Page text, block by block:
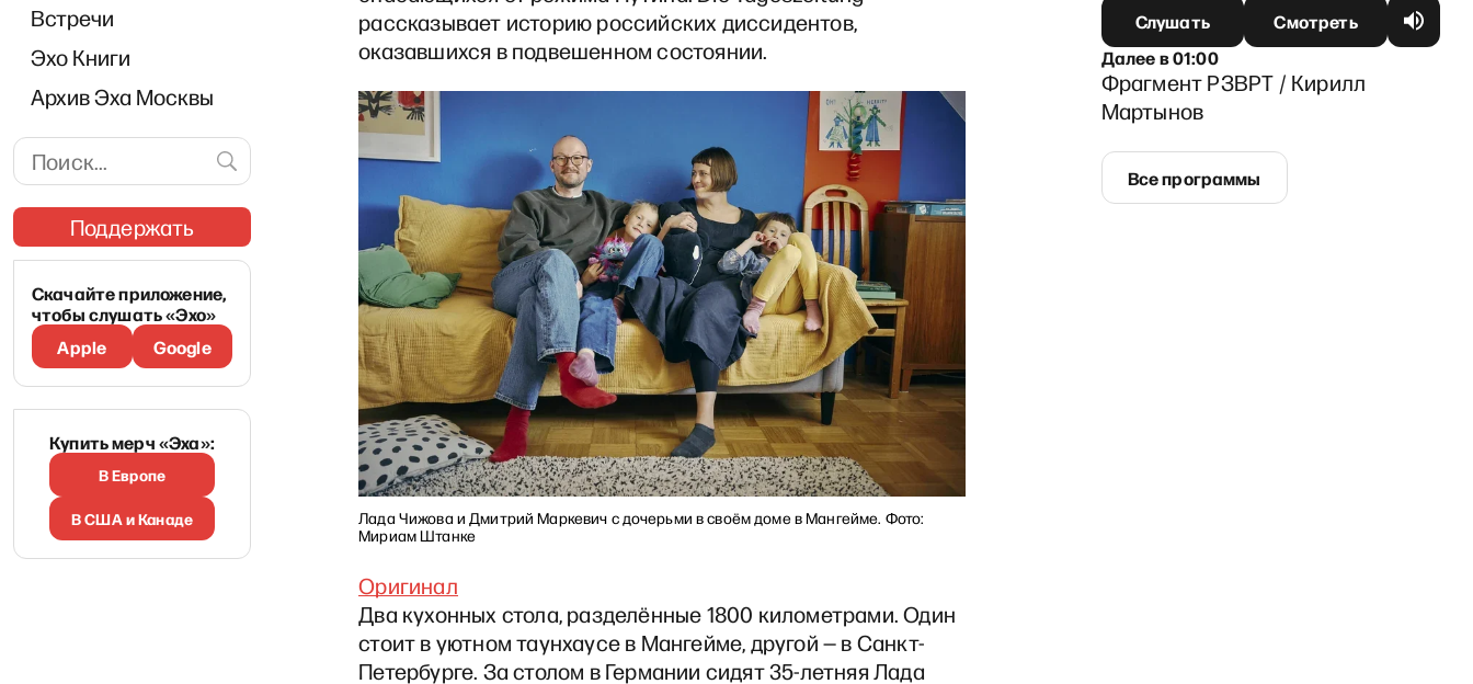
Встречи
Эхо Книги
Архив Эха Москвы
Поддержать
Скачайте приложение,
чтобы слушать «Эхо»
Apple
Google
Купить мерч «Эха»:
В Европе
В США и Канаде
рассказывает историю российских диссидентов,
оказавшихся в подвешенном состоянии.
Лада Чижова и Дмитрий Маркевич с дочерьми в своём доме в Мангейме. Фото:
Мириам Штанке
Оригинал
Два кухонных стола, разделённые 1800 километрами. Один
стоит в уютном таунхаусе в Мангейме, другой — в Санкт-
Петербурге. За столом в Германии сидят 35-летняя Лада
Слушать
Смотреть
Далеев01:00
Фрагмент РЗВРТ / Кирилл
Мартынов
Все программы